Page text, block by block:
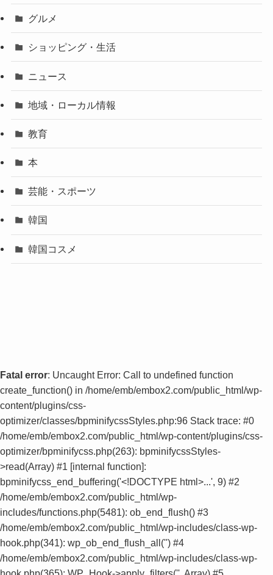
グルメ
ショッピング・生活
ニュース
地域・ローカル情報
教育
本
芸能・スポーツ
韓国
韓国コスメ
Fatal error: Uncaught Error: Call to undefined function
create_function() in /home/emb/embox2.com/public_html/wp-
content/plugins/css-
optimizer/classes/bpminifycssStyles.php:96 Stack trace: #0
/home/emb/embox2.com/public_html/wp-content/plugins/css-
optimizer/bpminifycss.php(263): bpminifycssStyles-
>read(Array) #1 [internal function]:
bpminifycss_end_buffering('<!DOCTYPE html>...', 9) #2
/home/emb/embox2.com/public_html/wp-
includes/functions.php(5481): ob_end_flush() #3
/home/emb/embox2.com/public_html/wp-includes/class-wp-
hook.php(341): wp_ob_end_flush_all('') #4
/home/emb/embox2.com/public_html/wp-includes/class-wp-